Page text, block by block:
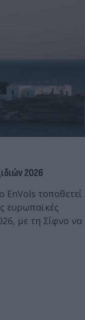
2026
EnVols τοποθετεί
ευρωπαϊκές
με τη Σίφνο να